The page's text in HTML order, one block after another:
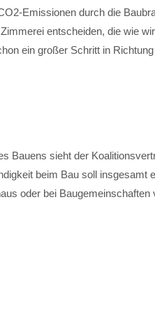
Emissionen durch die
entscheiden, die wie
ein großer Schritt in
Bauens sieht der
beim Bau soll insgesamt
oder bei